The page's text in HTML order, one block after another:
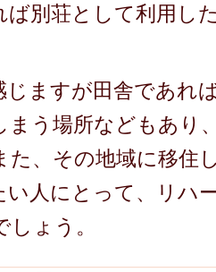
ば別荘として利用し
ますが田舎であれ
まう場所などもあり
た、その地域に移住
い人にとって、リハ
ょう。